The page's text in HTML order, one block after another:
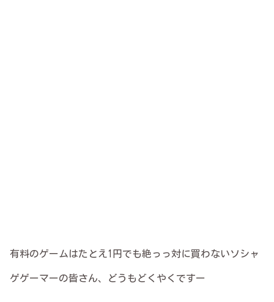
有料のゲームはたとえ1円でも絶っっ対に買わないソシャ
ゲゲーマーの皆さん、どうもどくやくですー